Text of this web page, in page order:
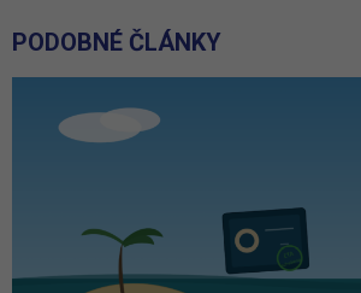
PODOBNÉ ČLÁNKY